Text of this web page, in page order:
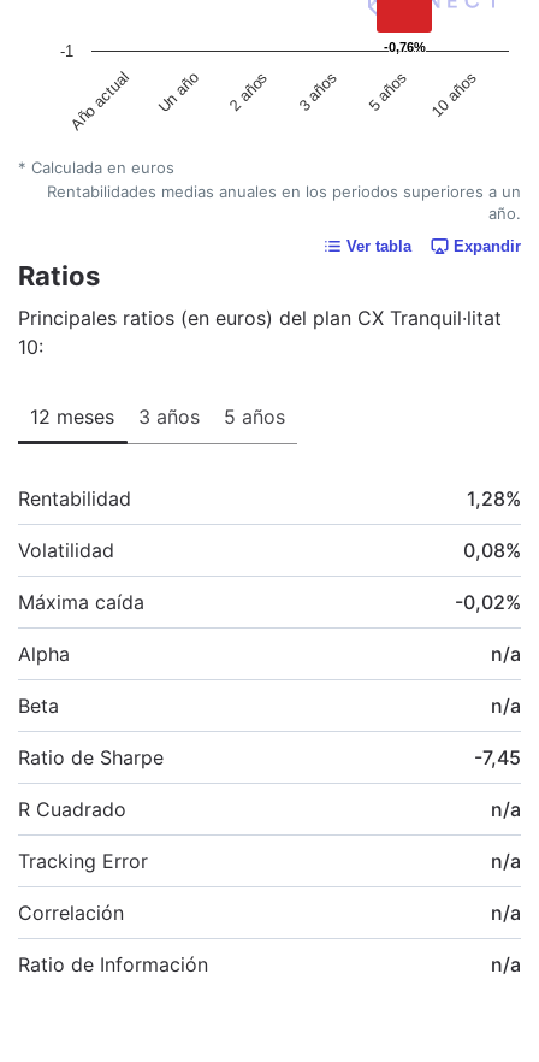
-0,76%
-0,76%
Año actual Un año 2 años 3 años 5 años 10 años
-1
* Calculada en euros
Rentabilidades medias anuales en los periodos superiores a un
año.
Ver tabla Expandir
Ratios
Principales ratios (en euros) del plan CX Tranquil·litat
10:
12 meses 3 años 5 años
Rentabilidad 1,28%
Volatilidad 0,08%
Máxima caída -0,02%
Alpha n/a
Beta n/a
Ratio de Sharpe -7,45
R Cuadrado n/a
Tracking Error n/a
Correlación n/a
Ratio de Información n/a